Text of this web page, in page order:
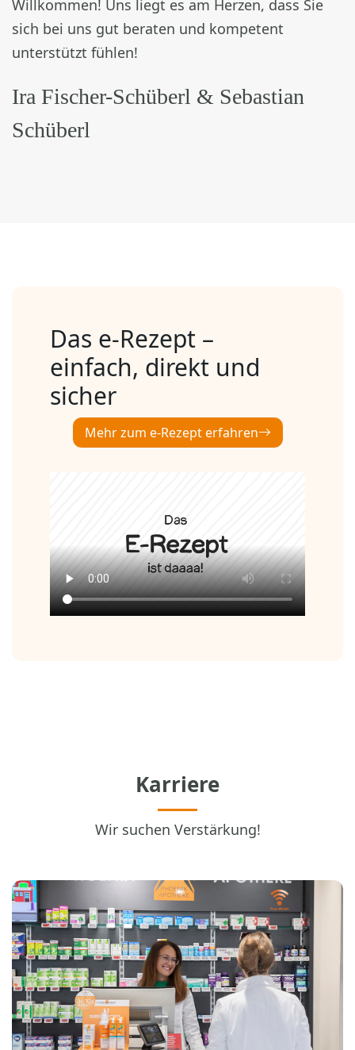
Willkommen! Uns liegt es am Herzen, dass Sie
sich bei uns gut beraten und kompetent
unterstützt fühlen!
Ira Fischer-Schüberl & Sebastian
Schüberl
Das e-Rezept –
einfach, direkt und
sicher
Mehr zum e-Rezept erfahren
Karriere
Wir suchen Verstärkung!